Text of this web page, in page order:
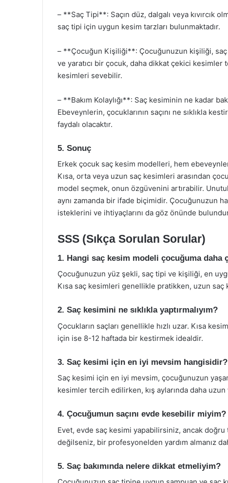
– **Saç Tipi**: Saçın düz, dalgalı veya kıvırcık
saç tipi için uygun kesim tarzları bulunmaktadır.
– **Çocuğun Kişiliği**: Çocuğunuzun kişiliği,
ve yaratıcı bir çocuk, daha dikkat çekici
kesimleri sevebilir.
– **Bakım Kolaylığı**: Saç kesiminin ne kadar
Ebeveynlerin, çocuklarının saçını ne sıklıkla
faydalı olacaktır.
5. Sonuç
Erkek çocuk saç kesim modelleri, hem
Kısa, orta veya uzun saç kesimleri arasından
model seçmek, onun özgüvenini artırabilir.
aynı zamanda bir ifade biçimidir. Çocuğunuzun
isteklerini ve ihtiyaçlarını da göz önünde
SSS (Sıkça Sorulan Sorular)
1. Hangi saç kesim modeli çocuğuma daha
Çocuğunuzun yüz şekli, saç tipi ve kişiliği, en
Kısa saç kesimleri genellikle pratikken, uzun
2. Saç kesimini ne sıklıkla yaptırmalıyım?
Çocukların saçları genellikle hızlı uzar. Kısa
için ise 8-12 haftada bir kestirmek idealdir.
3. Saç kesimi için en iyi mevsim hangisidir?
Saç kesimi için en iyi mevsim, çocuğunuzun
kesimler tercih edilirken, kış aylarında daha
4. Çocuğumun saçını evde kesebilir miyim?
Evet, evde saç kesimi yapabilirsiniz, ancak
değilseniz, bir profesyonelden yardım almanız
5. Saç bakımında nelere dikkat etmeliyim?